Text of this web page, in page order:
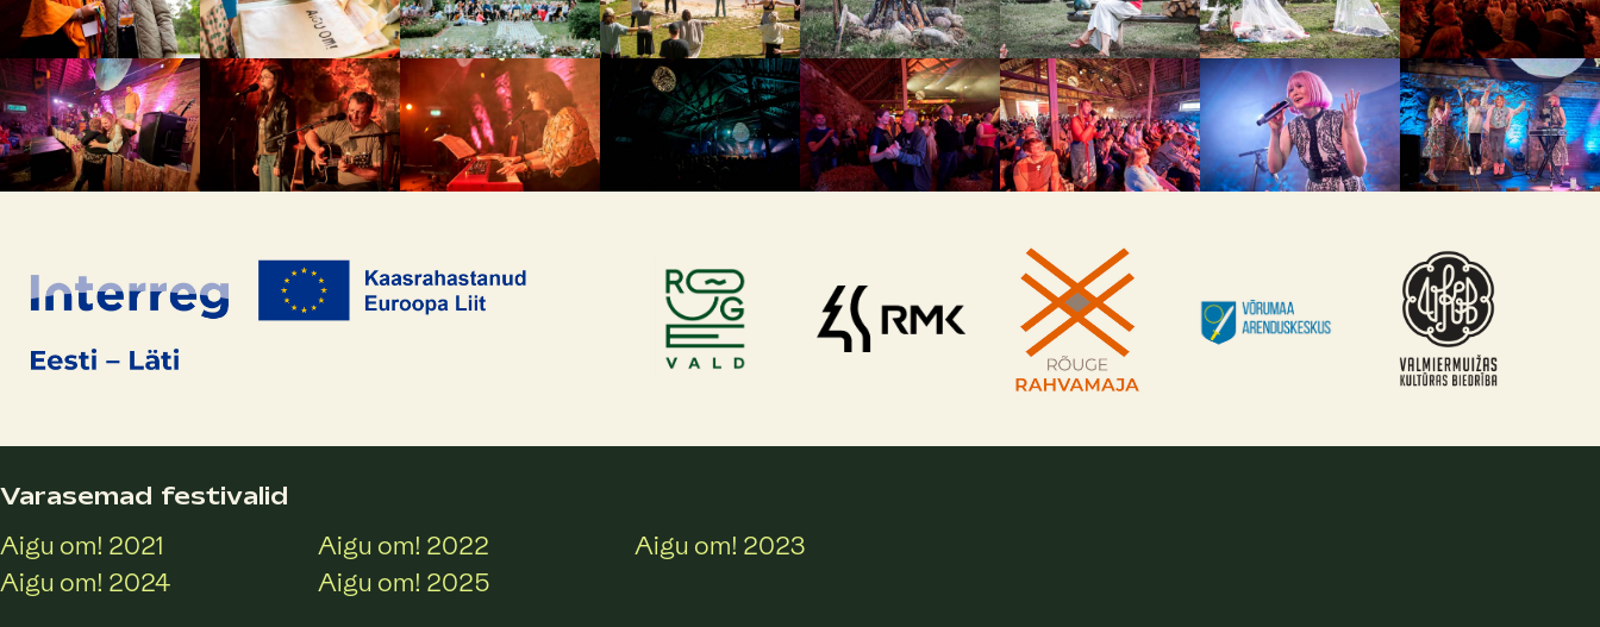
Varasemad festivalid
Aigu om! 2021
Aigu om! 2022
Aigu om! 2023
Aigu om! 2024
Aigu om! 2025